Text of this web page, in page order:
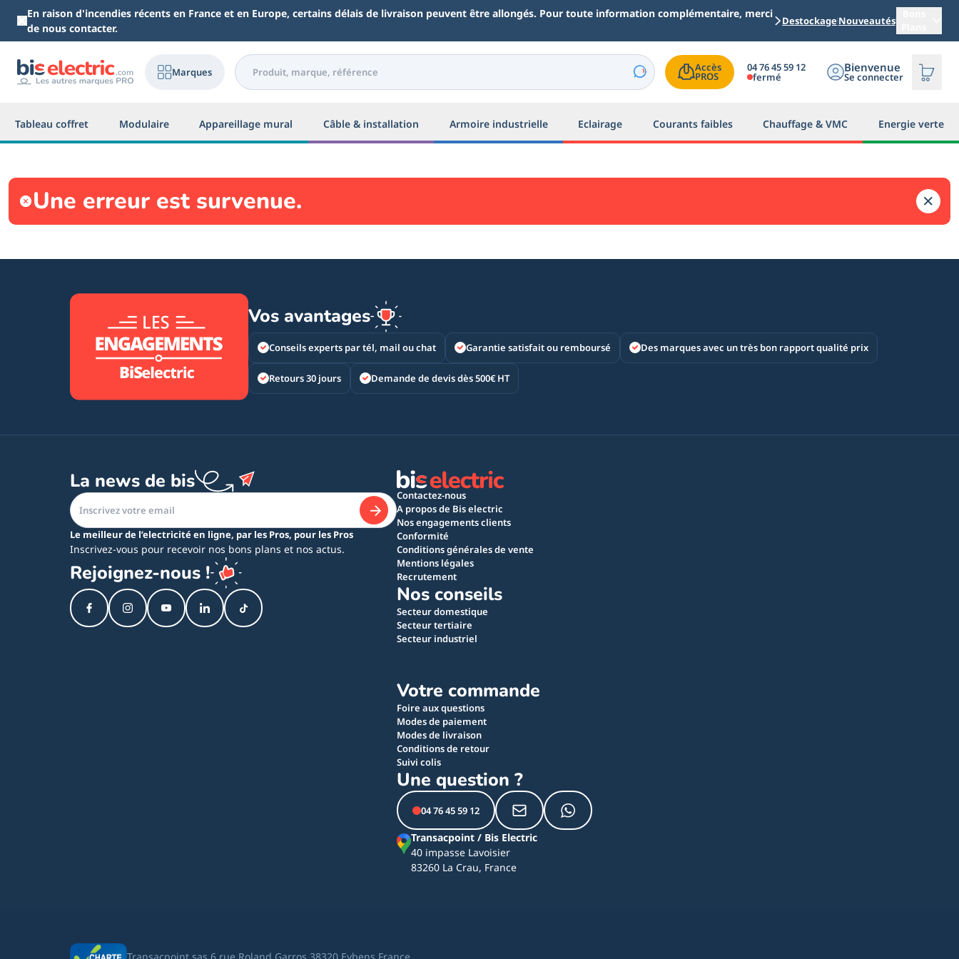
Aller au contenu principal
En raison d'incendies récents en France et en Europe, certains délais de livraison peuvent être allongés. Pour toute information complémentaire, merci
de nous contacter.
DestockageNouveautés
Marques Accès
PROS
04 76 45 59 12
fermé
Bienvenue
Se connecter
Tableau coffret Modulaire Appareillage mural Câble & installation Armoire industrielle Eclairage Courants faibles Chauffage & VMC Energie verte
Une erreur est survenue.
Vos avantages
Conseils experts par tél, mail ou chat Garantie satisfait ou remboursé Des marques avec un très bon rapport qualité prix
Retours 30 jours Demande de devis dès 500€ HT
La news de bis
Le meilleur de l’electricité en ligne, par les Pros, pour les Pros
Inscrivez-vous pour recevoir nos bons plans et nos actus.
Rejoignez-nous !
Contactez-nous
A propos de Bis electric
Nos engagements clients
Conformité
Conditions générales de vente
Mentions légales
Recrutement
Nos conseils
Secteur domestique
Secteur tertiaire
Secteur industriel
Votre commande
Foire aux questions
Modes de paiement
Modes de livraison
Conditions de retour
Suivi colis
Une question ?
04 76 45 59 12
Transacpoint / Bis Electric
40 impasse Lavoisier
83260 La Crau, France